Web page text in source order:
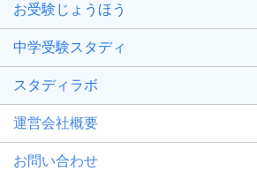
お受験じょうほう
中学受験スタディ
スタディラボ
運営会社概要
お問い合わせ